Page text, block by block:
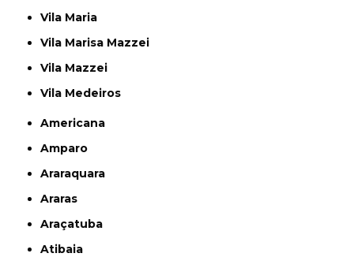
Vila Maria
Vila Marisa Mazzei
Vila Mazzei
Vila Medeiros
Americana
Amparo
Araraquara
Araras
Araçatuba
Atibaia